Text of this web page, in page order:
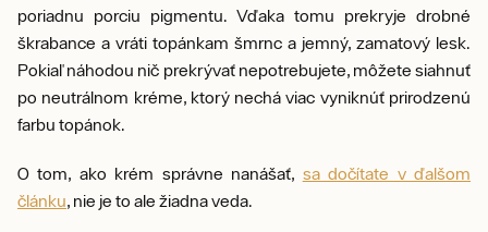
poriadnu porciu pigmentu. Vďaka tomu prekryje drobné
škrabance a vráti topánkam šmrnc a jemný, zamatový lesk.
Pokiaľ náhodou nič prekrývať nepotrebujete, môžete siahnuť
po neutrálnom kréme, ktorý nechá viac vyniknúť prirodzenú
farbu topánok.
O tom, ako krém správne nanášať, sa dočítate v ďalšom
článku, nie je to ale žiadna veda.